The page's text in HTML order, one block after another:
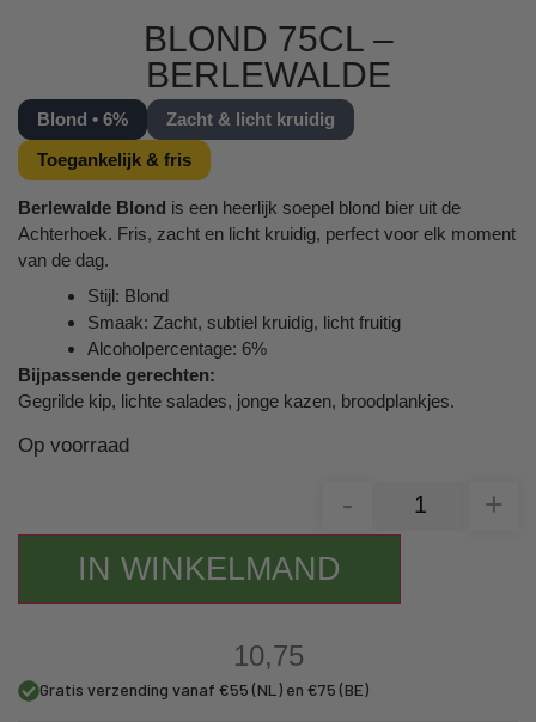
BLOND 75CL –
BERLEWALDE
Blond • 6%
Zacht & licht kruidig
Toegankelijk & fris
Berlewalde Blond is een heerlijk soepel blond bier uit de
Achterhoek. Fris, zacht en licht kruidig, perfect voor elk moment
van de dag.
Stijl: Blond
Smaak: Zacht, subtiel kruidig, licht fruitig
Alcoholpercentage: 6%
Bijpassende gerechten:
Gegrilde kip, lichte salades, jonge kazen, broodplankjes.
Op voorraad
-
+
IN WINKELMAND
10,75
Gratis verzending vanaf €55 (NL) en €75 (BE)